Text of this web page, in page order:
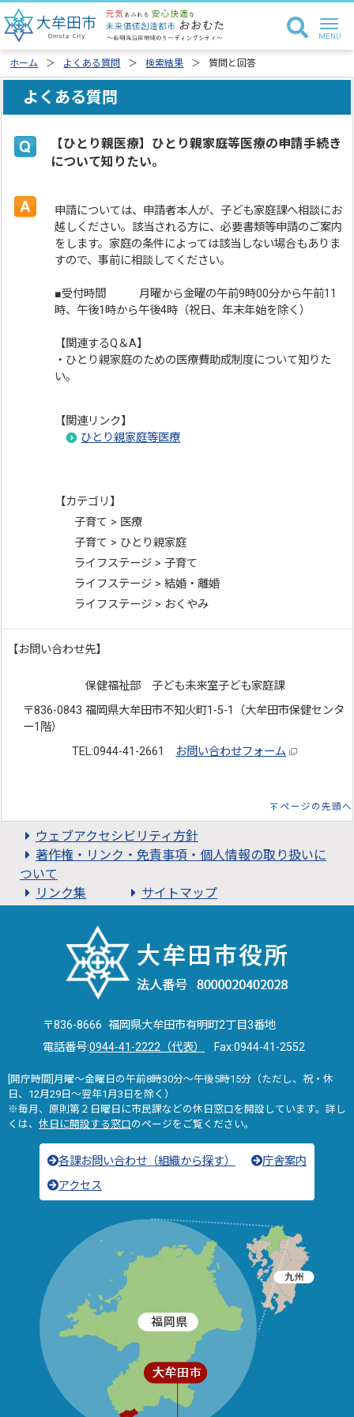
ホーム よくある質問 検索結果 質問と回答
よくある質問
【ひとり親医療】ひとり親家庭等医療の申請手続き
について知りたい。
申請については、申請者本人が、子ども家庭課へ相談にお
越しください。該当される方に、必要書類等申請のご案内
をします。家庭の条件によっては該当しない場合もありま
すので、事前に相談してください。
■受付時間 月曜から金曜の午前9時00分から午前11
時、午後1時から午後4時（祝日、年末年始を除く）
【関連するQ＆A】
・ひとり親家庭のための医療費助成制度について知りた
い。
【関連リンク】
ひとり親家庭等医療
【カテゴリ】
子育て > 医療
子育て > ひとり親家庭
ライフステージ > 子育て
ライフステージ > 結婚・離婚
ライフステージ > おくやみ
【お問い合わせ先】
保健福祉部 子ども未来室子ども家庭課
〒836-0843 福岡県大牟田市不知火町1-5-1（大牟田市保健センタ
ー1階）
TEL:0944-41-2661
お問い合わせフォーム
ページの先頭へ
ウェブアクセシビリティ方針
著作権・リンク・免責事項・個人情報の取り扱いに
ついて
リンク集
サイトマップ
〒836-8666 福岡県大牟田市有明町2丁目3番地
電話番号:0944-41-2222（代表） Fax:0944-41-2552
[開庁時間]月曜～金曜日の午前8時30分～午後5時15分（ただし、祝・休
日、12月29日～翌年1月3日を除く）
※毎月、原則第２日曜日に市民課などの休日窓口を開設しています。詳し
くは、 休日に開設する窓口のページをご覧ください。
各課お問い合わせ（組織から探す）
庁舎案内
アクセス